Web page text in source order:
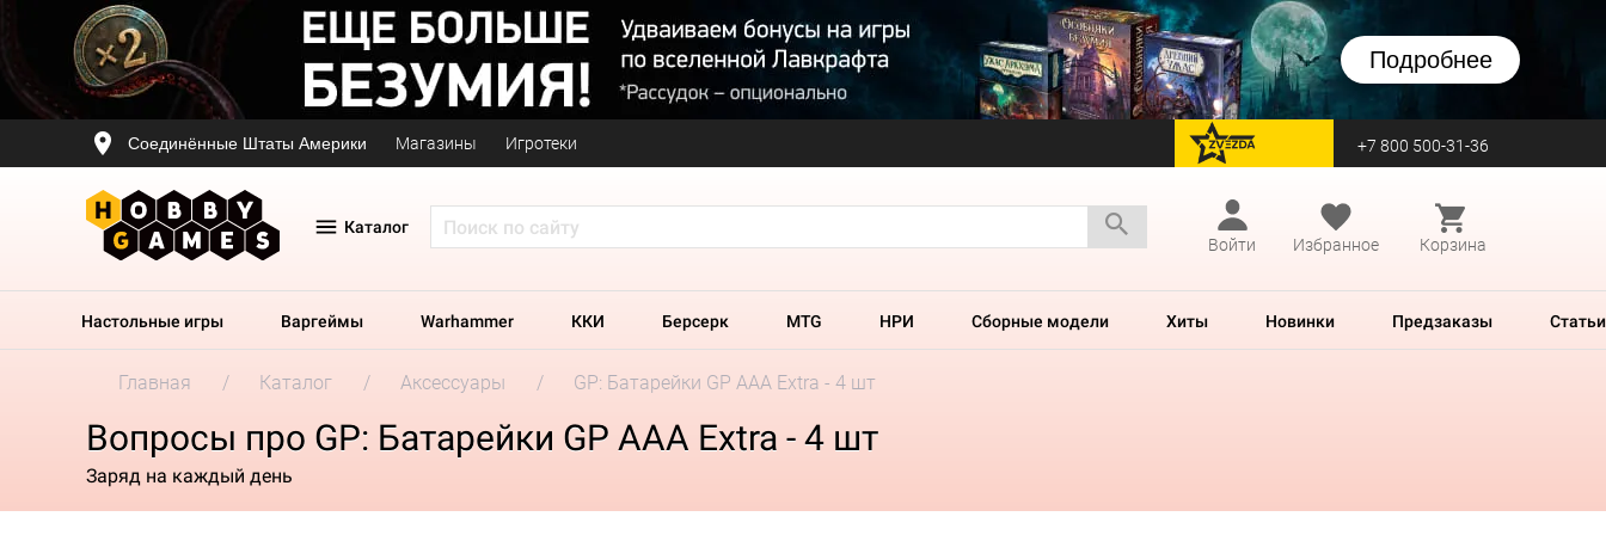
Подробнее
Соединённые Штаты Америки Магазины Игротеки перейти на Zvezda +7 800 500-31-36
Каталог
Войти
Избранное Корзина
Настольные игры Варгеймы Warhammer ККИ Берсерк MTG НРИ Сборные модели Хиты Новинки Предзаказы Статьи
Главная Каталог Аксессуары GP: Батарейки GP АAA Extra - 4 шт
Вопросы про GP: Батарейки GP АAA Extra - 4 шт
Заряд на каждый день